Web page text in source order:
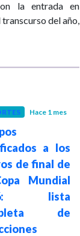
la entrada en
del año,
Hace 1 mes
a los
de final de
Mundial
lista
de